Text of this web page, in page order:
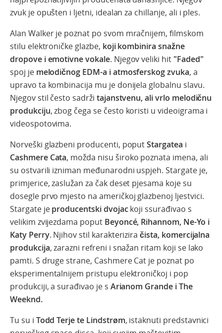
zvuk je opušten i ljetni, idealan za chillanje, ali i ples.
Alan Walker je poznat po svom mračnijem, filmskom
stilu elektroničke glazbe, koji kombinira snažne
dropove i emotivne vokale. Njegov veliki hit "Faded"
spoj je melodičnog EDM-a i atmosferskog zvuka, a
upravo ta kombinacija mu je donijela globalnu slavu.
Njegov stil često sadrži tajanstvenu, ali vrlo melodičnu
produkciju, zbog čega se često koristi u videoigrama i
videospotovima.
Norveški glazbeni producenti, poputStargatea i
Cashmere Cata, možda nisu široko poznata imena, ali
su ostvarili izniman međunarodni uspjeh. Stargate je,
primjerice, zaslužan za čak deset pjesama koje su
dosegle prvo mjesto na američkoj glazbenoj ljestvici.
Stargate jeproducentski dvojackoji ssurađivao s
velikim zvijezdama poput Beyoncé, Rihannom, Ne-Yo i
Katy Perry. Njihov stil karakteriziračista, komercijalna
produkcija, zarazni refreni i snažan ritam koji se lako
pamti. S druge strane, Cashmere Cat je poznat po
eksperimentalnijem pristupu elektroničkoj i pop
produkciji, a surađivao je s Arianom Grande i The
Weeknd.
Tu su i Todd Terje te Lindstrøm, istaknuti predstavnici